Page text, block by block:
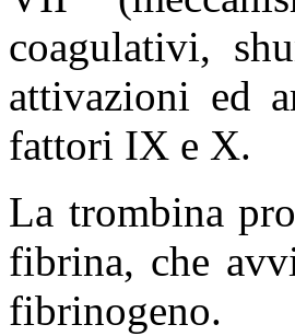
coagulativi,
attivazioni ed
fattori IX e X.
La trombina
fibrina, che
fibrinogeno.